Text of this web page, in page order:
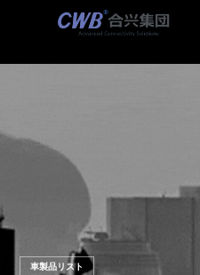
車製品リスト